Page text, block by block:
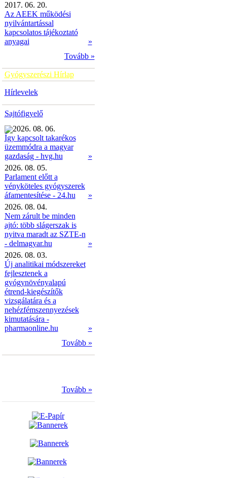
2017. 06. 20.
Az AEEK működési
nyilvántartással
kapcsolatos tájékoztató
anyagai
»
Tovább »
Gyógyszerészi Hírlap
Hírlevelek
Sajtófigyelő
2026. 08. 06.
Így kapcsolt takarékos
üzemmódra a magyar
gazdaság - hvg.hu
»
2026. 08. 05.
Parlament előtt a
vényköteles gyógyszerek
áfamentesítése - 24.hu
»
2026. 08. 04.
Nem zárult be minden
ajtó: több slágerszak is
nyitva maradt az SZTE-n
- delmagyar.hu
»
2026. 08. 03.
Új analitikai módszereket
fejlesztenek a
gyógynövényalapú
étrend-kiegészítők
vizsgálatára és a
nehézfémszennyezések
kimutatására -
pharmaonline.hu
»
Tovább »
Tovább »